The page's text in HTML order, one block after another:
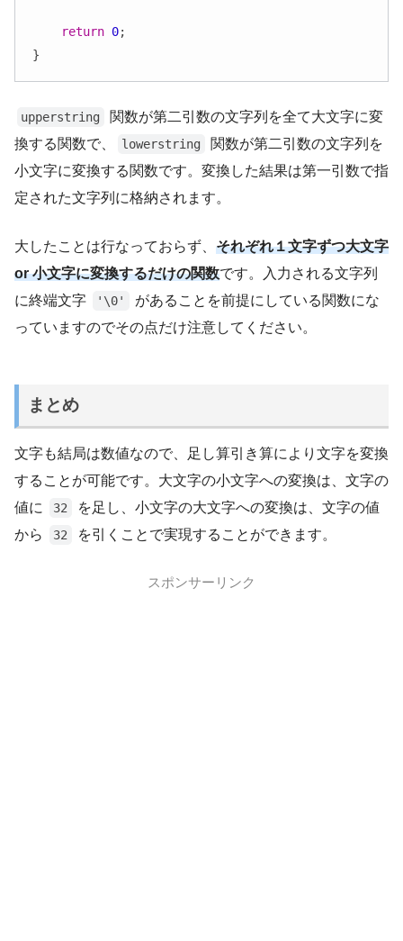
return 0;
}
upperstring
関数が第二引数の文字列を全て大文字に変
換する関数で、
lowerstring
関数が第二引数の文字列を
小文字に変換する関数です。変換した結果は第一引数で指
定された文字列に格納されます。
大したことは行なっておらず、 それぞれ１文字ずつ大文字
or 小文字に変換するだけの関数です。入力される文字列
に終端文字
'\0'
があることを前提にしている関数にな
っていますのでその点だけ注意してください。
まとめ
文字も結局は数値なので、足し算引き算により文字を変換
することが可能です。大文字の小文字への変換は、文字の
値に
32
を足し、小文字の大文字への変換は、文字の値
から
32 を引くことで実現することができます。
スポンサーリンク